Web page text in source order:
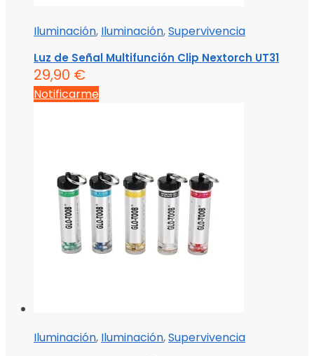
Iluminación, Iluminación,Supervivencia
Luz de Señal Multifunción Clip Nextorch UT31
29,90 €
Notificarme
Iluminación, Iluminación,Supervivencia